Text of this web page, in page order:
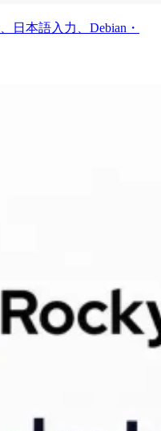
日本語入力、Debian・